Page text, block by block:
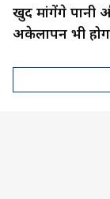
खुद मांगेंगे पानी
अकेलापन भी